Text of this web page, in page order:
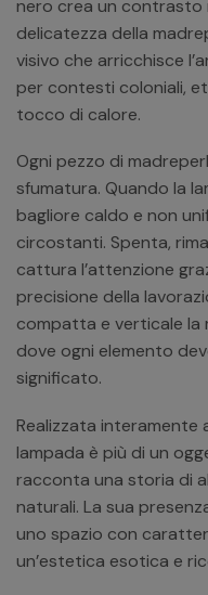
nero crea un contrasto
delicatezza della
visivo che arricchisce
per contesti coloniali,
tocco di calore.
Ogni pezzo di
sfumatura. Quando la
bagliore caldo e non
circostanti. Spenta,
cattura l’attenzione
precisione della
compatta e verticale la
dove ogni elemento
significato.
Realizzata interamente
lampada è più di un
racconta una storia di
naturali. La sua
uno spazio con
un’estetica esotica e